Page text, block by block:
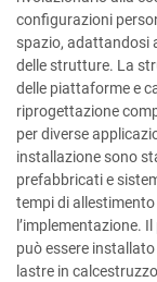
configurazioni
spazio, adattandosi
delle strutture. La
delle piattaforme e
riprogettazione
per diverse
installazione sono
prefabbricati e
tempi di
l’implementazione.
può essere
lastre in